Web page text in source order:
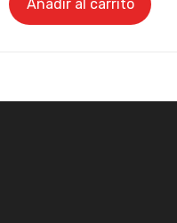
Añadir al carrito